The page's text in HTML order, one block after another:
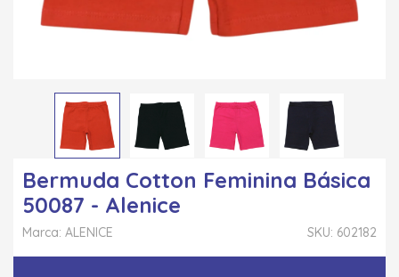
Bermuda Cotton Feminina Básica
50087 - Alenice
SKU: 602182
Marca: ALENICE